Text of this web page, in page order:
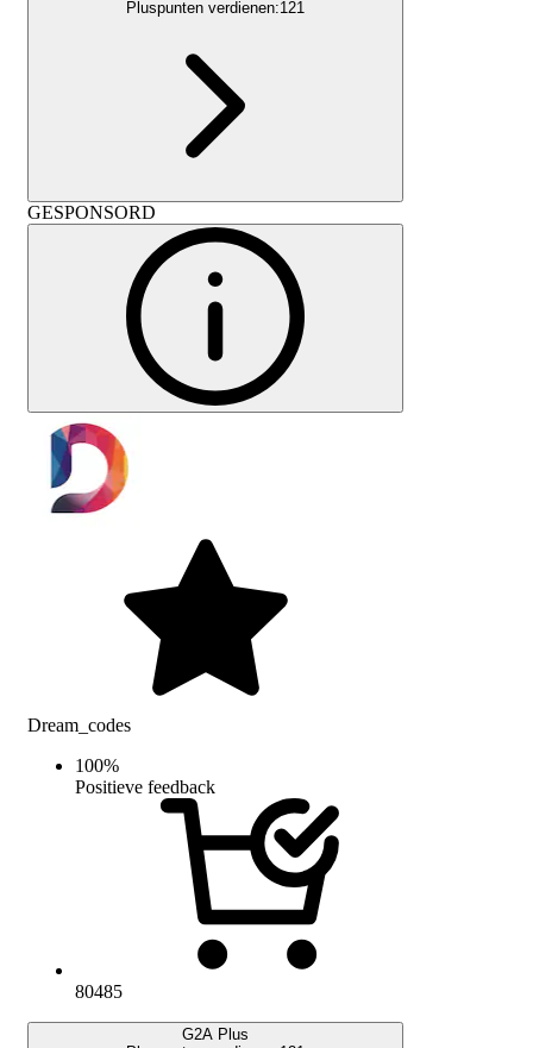
Pluspunten verdienen:121
GESPONSORD
Dream_codes
100%
Positieve feedback
80485
G2A Plus